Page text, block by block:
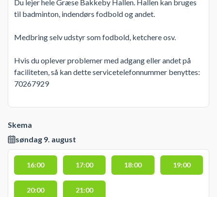
Du lejer hele Græse Bakkeby Hallen. Hallen kan bruges
til badminton, indendørs fodbold og andet.
Medbring selv udstyr som fodbold, ketchere osv.
Hvis du oplever problemer med adgang eller andet på
faciliteten, så kan dette servicetelefonnummer benyttes:
70267929
Skema
søndag 9. august
16:00 17:00 18:00 19:00
20:00 21:00